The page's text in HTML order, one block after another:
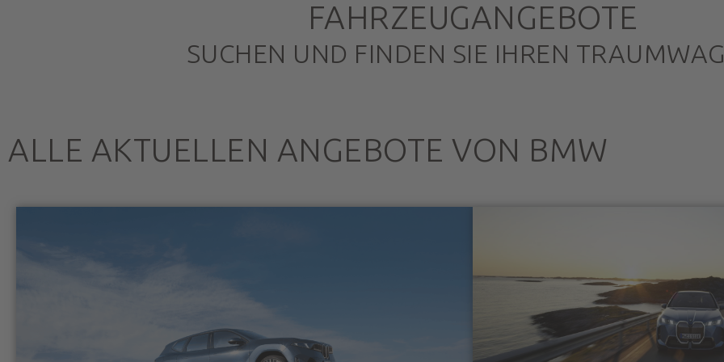
FAHRZEUGANGEBOTE
SUCHEN UND FINDEN SIE IHREN
ALLE AKTUELLEN ANGEBOTE VON BMW